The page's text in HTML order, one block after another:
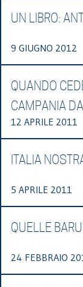
UN LIBRO:
9 GIUGNO 2012
QUANDO
CAMPANIA
12 APRILE 2011
ITALIA
5 APRILE 2011
QUELLE
24 FEBBRAIO